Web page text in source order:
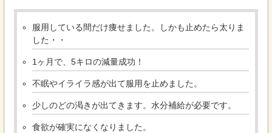
服用している間だけ痩せました。しかも止めたら太りま
した・・
1ヶ月で、5キロの減量成功！
不眠やイライラ感が出て服用を止めました。
少しのどの渇きが出てきます。水分補給が必要です。
食欲が確実になくなりました。